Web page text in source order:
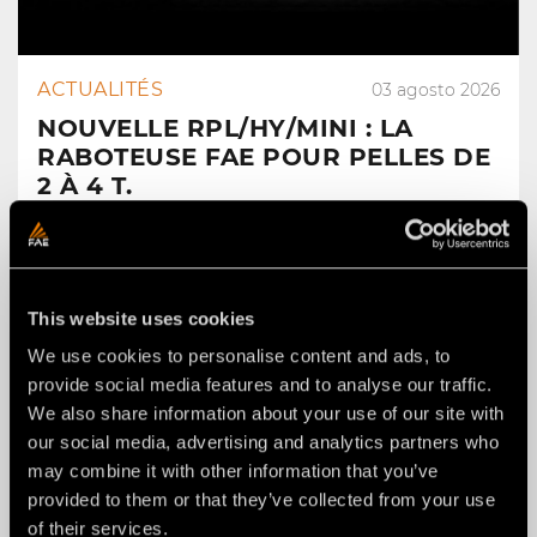
This website uses cookies
We use cookies to personalise content and ads, to
provide social media features and to analyse our traffic.
We also share information about your use of our site with
our social media, advertising and analytics partners who
may combine it with other information that you’ve
provided to them or that they’ve collected from your use
of their services.
ACTUALITÉS 03 agosto 2026
NOUVELLE RPL/HY/MINI : LA
RABOTEUSE FAE POUR PELLES DE
2 À 4 T.